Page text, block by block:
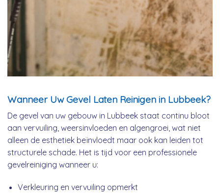
Wanneer Uw Gevel Laten Reinigen in Lubbeek?
De gevel van uw gebouw in Lubbeek staat continu bloot
aan vervuiling, weersinvloeden en algengroei, wat niet
alleen de esthetiek beïnvloedt maar ook kan leiden tot
structurele schade. Het is tijd voor een professionele
gevelreiniging wanneer u:
Verkleuring en vervuiling opmerkt